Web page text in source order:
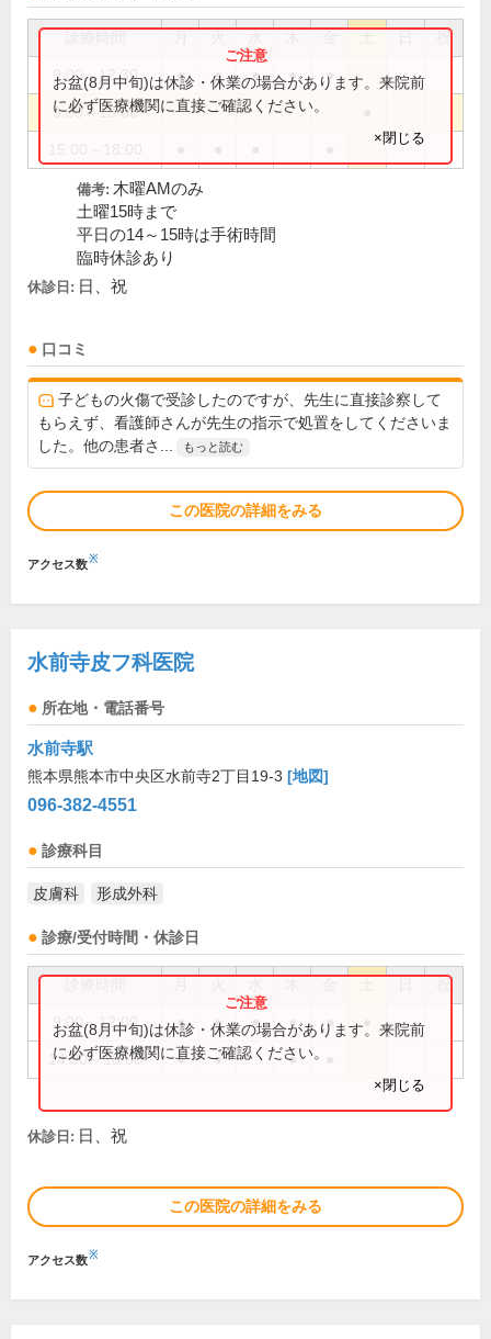
祝
9:00～12:30 ● ● ● ● ●
9:00～15:00
お盆(8月中旬)は休診・休業の場合があります。来院前
に必ず医療機関に直接ご確認ください。
×閉じる
備考: 木曜AMのみ
土曜15時まで
平日の14～15時は手術時間
臨時休診あり
休診日: 日、祝
口コミ
子どもの火傷で受診したのですが、先生に直接診察して
もらえず、看護師さんが先生の指示で処置をしてくださいま
した。他の患者さ...
もっと読む
この医院の詳細をみる
アクセス数※
水前寺皮フ科医院
所在地・電話番号
水前寺駅
熊本県熊本市中央区水前寺2丁目19-3 [地図]
096-382-4551
診療科目
皮膚科 形成外科
診療/受付時間・休診日
祝
9:00～12:00 ● ● ● ● ●
14:00～18:00 ● ● ●
お盆(8月中旬)は休診・休業の場合があります。来院前
に必ず医療機関に直接ご確認ください。
×閉じる
休診日: 日、祝
この医院の詳細をみる
アクセス数※